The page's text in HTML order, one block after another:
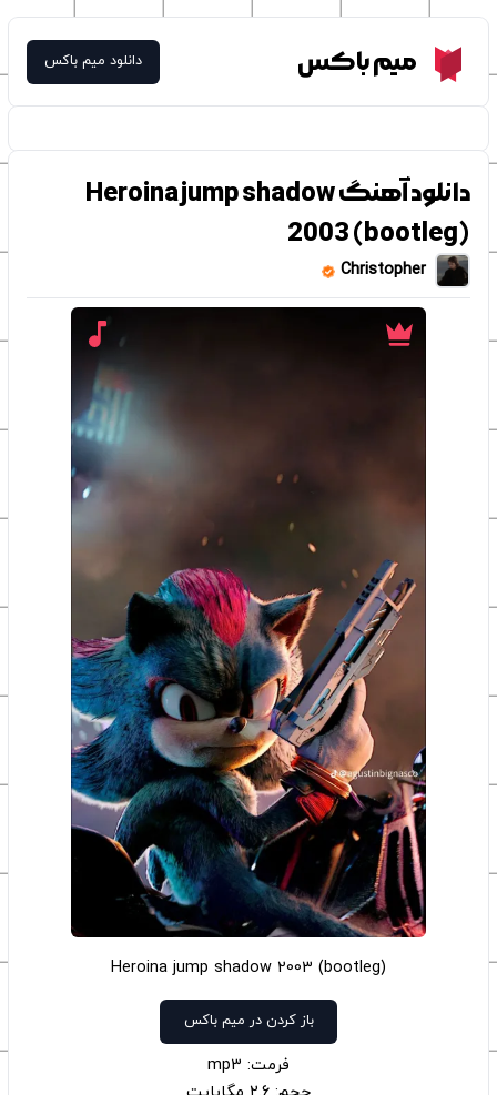
Meme Boxمیم باکس دانلود میم باکس
دانلود آهنگ Heroina jump shadow
2003 (bootleg)
Christopher
Heroina jump shadow 2003 (bootleg)
باز کردن در میم باکس
فرمت: mp3